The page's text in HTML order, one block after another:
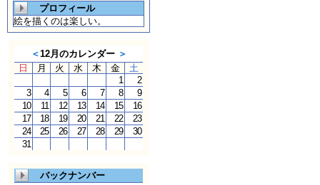
プロフィール
絵を描くのは楽しい。
＜12月のカレンダー ＞
日
月 火 水 木 金
土
1
2
3
4 5 6 7 8
9
10
11 12 13 14 15
16
17
18 19 20 21 22
23
24
25 26 27 28 29
30
31
バックナンバー